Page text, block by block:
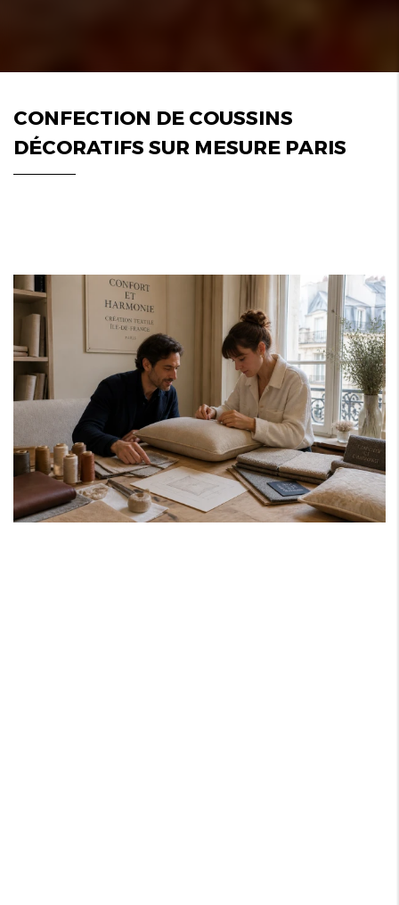
CONFECTION DE COUSSINS
DÉCORATIFS SUR MESURE PARIS